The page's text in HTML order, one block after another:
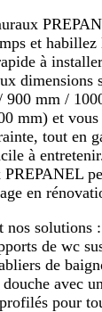
et habillez
à
dimensions
900 mm /
mm) et vous
tout en
à
en
nos solutions :
de wc
de
avec
pour